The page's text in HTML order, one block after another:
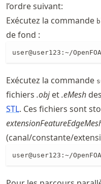
l’ordre suivant:
Exécutez la commande
de fond :
user@user123:~/
Exécutez la commande
fichiers .objet.eMesh
STL. Ces fichiers sont
(canal/constante/
user@user123:~/